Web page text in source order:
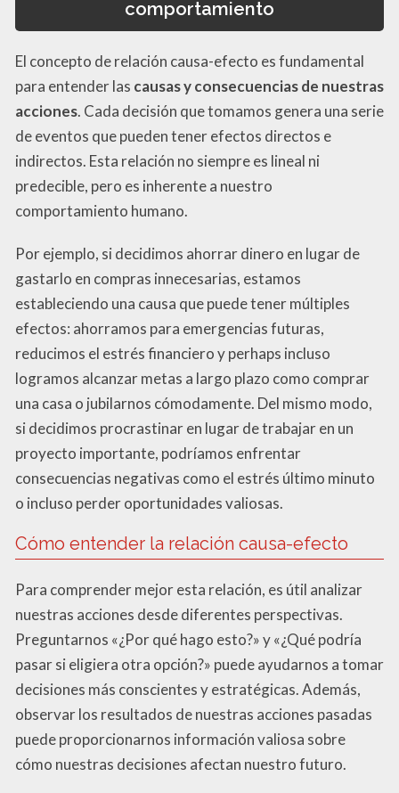
comportamiento
El concepto de relación causa-efecto es fundamental
para entender las causas y consecuencias de nuestras
acciones. Cada decisión que tomamos genera una serie
de eventos que pueden tener efectos directos e
indirectos. Esta relación no siempre es lineal ni
predecible, pero es inherente a nuestro
comportamiento humano.
Por ejemplo, si decidimos ahorrar dinero en lugar de
gastarlo en compras innecesarias, estamos
estableciendo una causa que puede tener múltiples
efectos: ahorramos para emergencias futuras,
reducimos el estrés financiero y perhaps incluso
logramos alcanzar metas a largo plazo como comprar
una casa o jubilarnos cómodamente. Del mismo modo,
si decidimos procrastinar en lugar de trabajar en un
proyecto importante, podríamos enfrentar
consecuencias negativas como el estrés último minuto
o incluso perder oportunidades valiosas.
Cómo entender la relación causa-efecto
Para comprender mejor esta relación, es útil analizar
nuestras acciones desde diferentes perspectivas.
Preguntarnos «¿Por qué hago esto?» y «¿Qué podría
pasar si eligiera otra opción?» puede ayudarnos a tomar
decisiones más conscientes y estratégicas. Además,
observar los resultados de nuestras acciones pasadas
puede proporcionarnos información valiosa sobre
cómo nuestras decisiones afectan nuestro futuro.